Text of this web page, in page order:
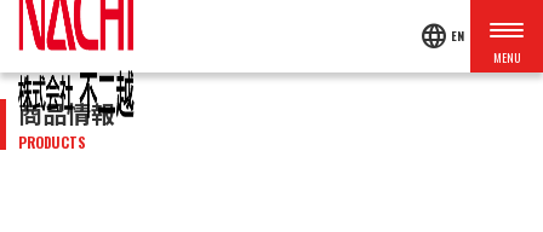
language EN
商品情報
PRODUCTS